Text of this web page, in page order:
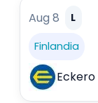
Aug 8 L
Finlandia
Eckero